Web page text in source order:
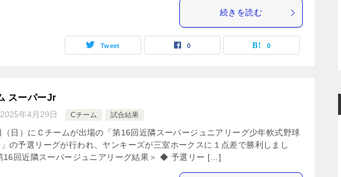
続きを読む
Tweet 0 0
スーパーJr
2025年4月29日 Cチーム 試合結果
（日）にＣチームが出場の「第16回近隣スーパージュニアリーグ少年軟式野球
の予選リーグが行われ、ヤンキーズが三室ホークスに１点差で勝利しまし
16回近隣スーパージュニアリーグ結果＞ ◆ 予選リー […]